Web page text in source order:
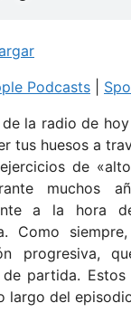
Podcasts
la radio de
tus huesos a
de
muchos
a la hora
Como
progresiva,
partida.
largo del